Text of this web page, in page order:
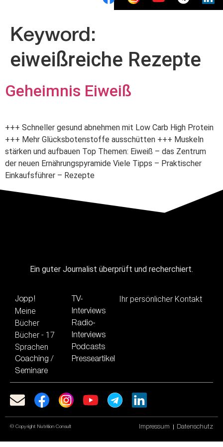
Keyword:
eiweißreiche Rezepte
Geheimnis Eiweiß
+++ Schneller gesund abnehmen mit Low Carb High Protein
+++ Mehr Glücksbotenstoffe ausschütten +++ Muskeln
stärken und aufbauen Top Themen: Eiweiß – das Zentrum
der neuen Ernährungspyramide Viele Tipps – Praktischer
Einkaufsführer – Rezepte
Ein guter Journalist überprüft und recherchiert.
Jopp!
Meine
Bücher
Bücher - 17
Sprachen
Coaching /
Seminare
TV-
Interviews
Radio-
Interviews
Podcasts
Presseartikel
Ihr persönlicher Kontakt
© Copyright Nutrition Consult Impressum Datenschutz